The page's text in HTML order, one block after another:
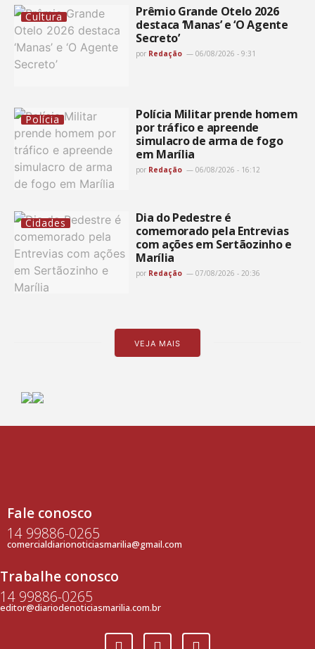
Cultura
Prêmio Grande Otelo 2026
destaca ‘Manas’ e ‘O Agente
Secreto’
por Redação 06/08/2026 - 9:31
Polícia
Polícia Militar prende homem
por tráfico e apreende
simulacro de arma de fogo
em Marília
por Redação 06/08/2026 - 16:12
Cidades
Dia do Pedestre é
comemorado pela Entrevias
com ações em Sertãozinho e
Marília
por Redação 07/08/2026 - 20:36
VEJA MAIS
Fale conosco
14 99886-0265
comercialdiarionoticiasmarilia@gmail.com
Trabalhe conosco
14 99886-0265
editor@diariodenoticiasmarilia.com.br